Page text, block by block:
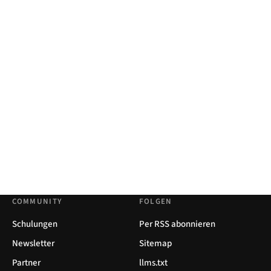
COMMUNITY
Schulungen
Newsletter
Partner
FOLGEN
Per RSS abonnieren
Sitemap
llms.txt